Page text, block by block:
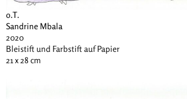
o.T.
Sandrine Mbala
2020
Bleistift und Farbstift auf Papier
21 x 28 cm